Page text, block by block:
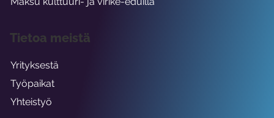
Tietoa meistä
Yrityksestä
Työpaikat
Yhteistyö